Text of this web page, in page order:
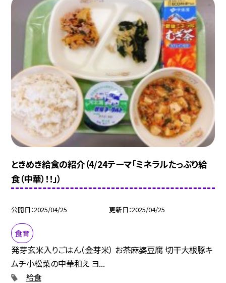
ときめき給食の紹介（4/24テーマ「ミネラルたっぷり給
食（中華）！！」）
公開日 2025/04/25 更新日 2025/04/25
食育
発芽玄米入りごはん（金芽米） お茶麻婆豆腐 切干大根豚キ
ムチ小松菜の中華和え ヨ...
給食